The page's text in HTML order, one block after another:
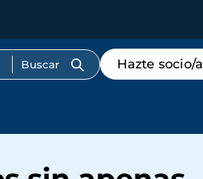
Menú
de
destacados
Hazte socio/a